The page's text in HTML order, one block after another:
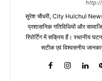
सुरेश चौधरी, City Hulchul News
प्रशासनिक गतिविधियों और
रिपोर्टिंग में सक्रिय हैं। स्थानीय
सटीक एवं विश्वसनीय